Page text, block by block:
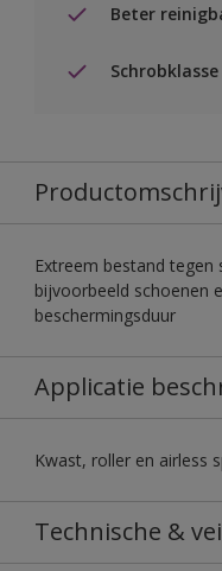
Beter
Schrobklasse
Extreem bestand
bijvoorbeeld schoenen
beschermingsduur
Applicatie
Kwast, roller en airless
Technische &